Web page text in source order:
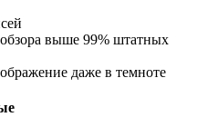
выше 99% штатных
даже в темноте